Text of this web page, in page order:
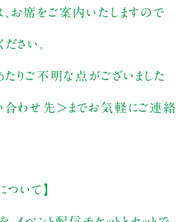
お席をご案内いたしますので
さい。
たりご不明な点がございました
合わせ先＞までお気軽にご連絡
ついて】